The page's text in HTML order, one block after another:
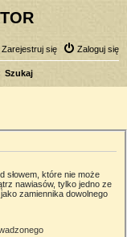
Zaloguj się
Zarejestruj się
Szukaj
słowem, które nie może
nawiasów, tylko jedno ze
zamiennika dowolnego